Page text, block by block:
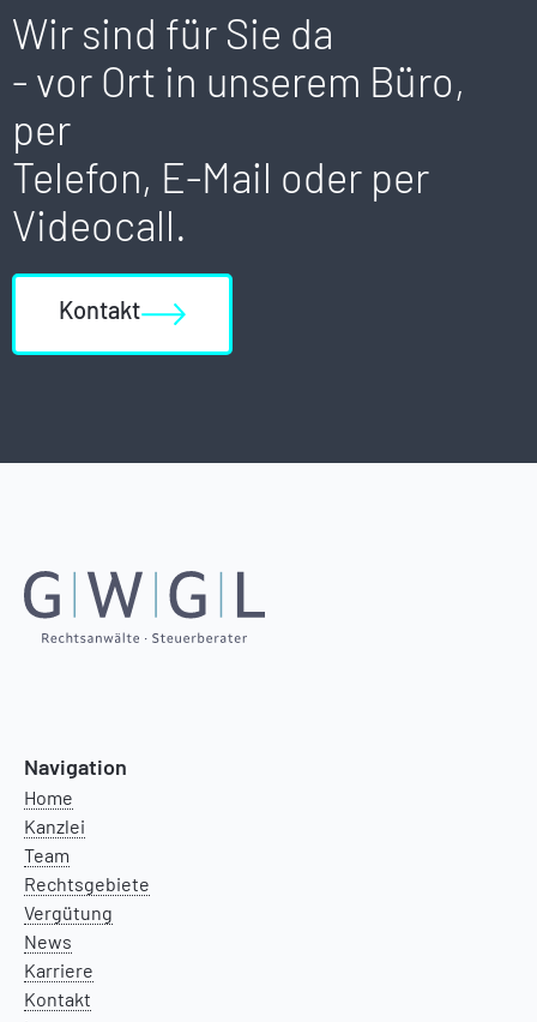
Wir sind für Sie da
- vor Ort in unserem Büro,
per
Telefon, E-Mail oder per
Videocall.
Kontakt
Navigation
Home
Kanzlei
Team
Rechtsgebiete
Vergütung
News
Karriere
Kontakt